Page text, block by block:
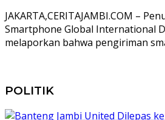
JAKARTA,CERITAJAMBI.COM –
Smartphone Global International
melaporkan bahwa pengiriman
POLITIK